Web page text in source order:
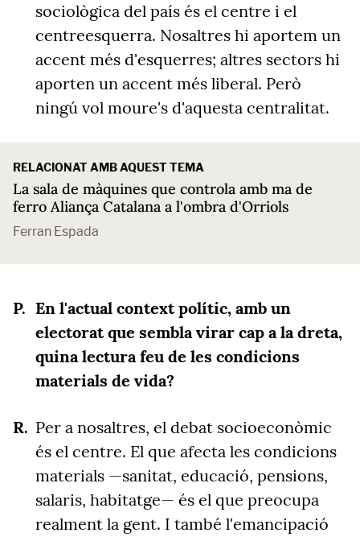
sociològica del país és el centre i el
centreesquerra. Nosaltres hi aportem un
accent més d'esquerres; altres sectors hi
aporten un accent més liberal. Però
ningú vol moure's d'aquesta centralitat.
RELACIONAT AMB AQUEST TEMA
La sala de màquines que controla amb ma de
ferro Aliança Catalana a l'ombra d'Orriols
Ferran Espada
En l'actual context polític, amb un
electorat que sembla virar cap a la dreta,
quina lectura feu de les condicions
materials de vida?
Per a nosaltres, el debat socioeconòmic
és el centre. El que afecta les condicions
materials —sanitat, educació, pensions,
salaris, habitatge— és el que preocupa
realment la gent. I també l'emancipació